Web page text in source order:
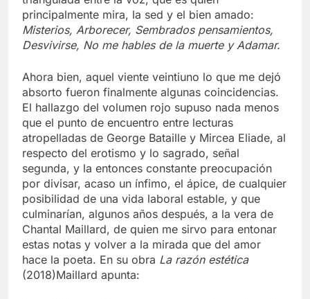
principalmente mira, la sed y el bien amado:
Misterios, Arborecer, Sembrados pensamientos,
Desvivirse, No me hables de la muerte y Adamar.
Ahora bien, aquel viente veintiuno lo que me dejó
absorto fueron finalmente algunas coincidencias.
El hallazgo del volumen rojo supuso nada menos
que el punto de encuentro entre lecturas
atropelladas de George Bataille y Mircea Eliade, al
respecto del erotismo y lo sagrado, señal
segunda, y la entonces constante preocupación
por divisar, acaso un ínfimo, el ápice, de cualquier
posibilidad de una vida laboral estable, y que
culminarían, algunos años después, a la vera de
Chantal Maillard, de quien me sirvo para entonar
estas notas y volver a la mirada que del amor
hace la poeta. En su obra La razón estética
(2018)Maillard apunta: